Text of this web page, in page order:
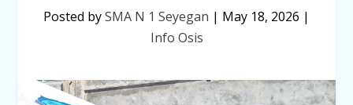
Posted bySMA N 1 Seyegan | May 18, 2026 |
Info Osis